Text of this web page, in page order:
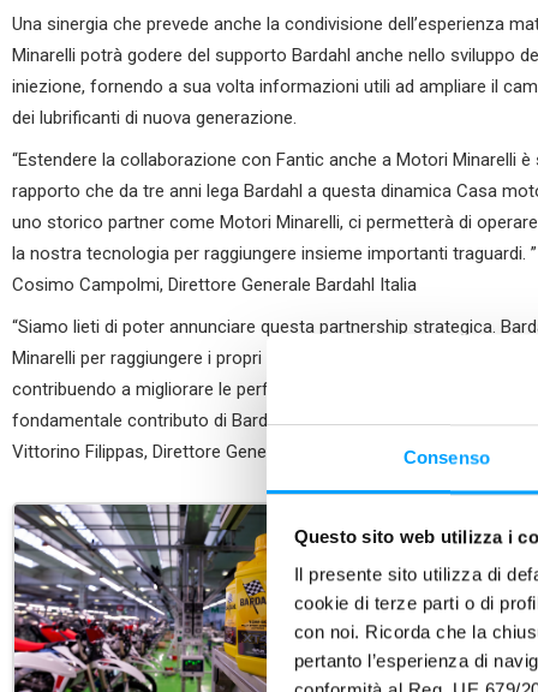
Consenso
Questo sito web utilizza i
Il presente sito utilizza di
cookie di terze parti o di
con noi. Ricorda che la
pertanto l’esperienza di
Una sinergia che prevede anche la condivisione dell’esperienza
Minarelli potrà godere del supporto Bardahl anche nello sviluppo
iniezione, fornendo a sua volta informazioni utili ad ampliare il
dei lubrificanti di nuova generazione.
“Estendere la collaborazione con Fantic anche a Motori Minarelli
rapporto che da tre anni lega Bardahl a questa dinamica Casa
uno storico partner come Motori Minarelli, ci permetterà di
la nostra tecnologia per raggiungere insieme importanti traguardi. ”
Cosimo Campolmi, Direttore Generale Bardahl Italia
“Siamo lieti di poter annunciare questa partnership strategica.
Minarelli per raggiungere i propri ambiziosi obiettivi sullo sviluppo
contribuendo a migliorare le performance. Continuiamo a far
fondamentale contributo di Bardahl.”
Vittorino Filippas, Direttore Generale di Motori Minarelli